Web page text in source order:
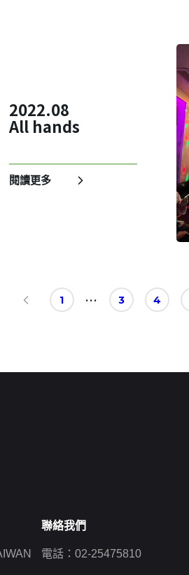
2022.08
All hands
閱讀更多
1 3 4
聯絡我們
電話：02-25475810